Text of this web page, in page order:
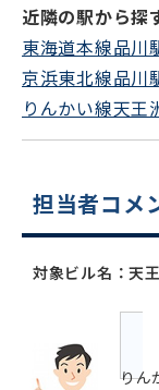
近隣の駅から探
東海道本線品川
京浜東北線品川
りんかい線天王
担当者コメ
対象ビル名：天
りん